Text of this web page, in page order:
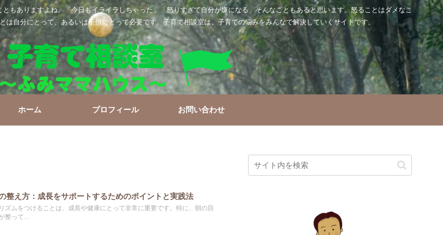
もありますよね。「今日もイライラしちゃった」「怒りすぎて自分が嫌になる」そんなこともあると思います。怒ることはダメなこ
は自分にとって、あるいは子供にとって必要です。子育て相談室は、子育ての悩みをみんなで解決していくサイトです。
ホーム プロフィール お問い合わせ
整え方：成長をサポートするためのポイントと実践法
ズムをつけることは、成長や健康にとって非常に重要です。特に、朝の目
整って...